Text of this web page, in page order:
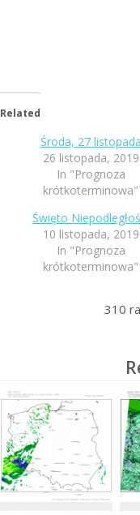
Related
Środa, 27 listopada
26 listopada, 2019
In "Prognoza
krótkoterminowa"
Święto
10 listopada, 2019
In "Prognoza
krótkoterminowa"
310